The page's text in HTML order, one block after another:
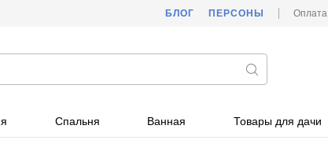
БЛОГ ПЕРСОНЫ Оплата
Спальня Ванная Товары для дачи